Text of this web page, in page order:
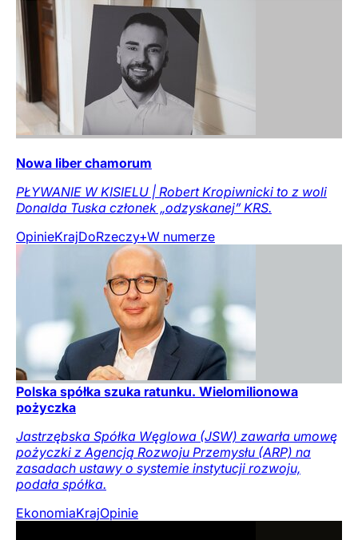
Nowa liber chamorum
PŁYWANIE W KISIELU | Robert Kropiwnicki to z woli
Donalda Tuska członek „odzyskanej” KRS.
OpinieKrajDoRzeczy+W numerze
Polska spółka szuka ratunku. Wielomilionowa
pożyczka
Jastrzębska Spółka Węglowa (JSW) zawarła umowę
pożyczki z Agencją Rozwoju Przemysłu (ARP) na
zasadach ustawy o systemie instytucji rozwoju,
podała spółka.
EkonomiaKrajOpinie